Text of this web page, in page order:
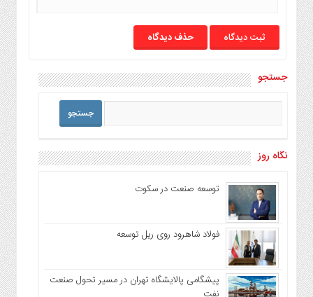
حذف دیدگاه
جستجو
نگاه روز
توسعه صنعت در سکوت
فولاد شاهرود روی ریل توسعه
پیشگامی پالایشگاه تهران در مسیر تحول صنعت